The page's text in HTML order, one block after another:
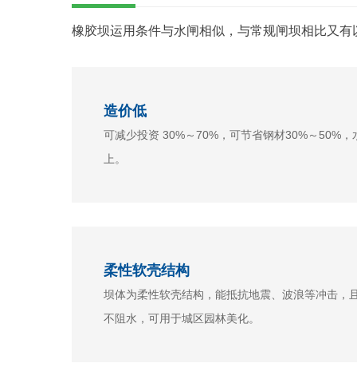
橡胶坝运用条件与水闸相似，与常规闸坝相比又有
造价低
可减少投资 30%～70%，可节省钢材30%～50%
上。
柔性软壳结构
坝体为柔性软壳结构，能抵抗地震、波浪等冲击，
不阻水，可用于城区园林美化。